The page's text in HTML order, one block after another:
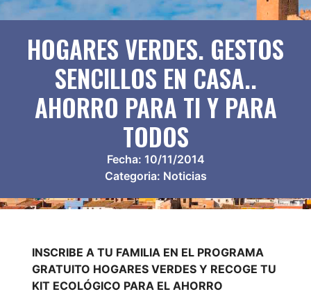
HOGARES VERDES. GESTOS
SENCILLOS EN CASA..
AHORRO PARA TI Y PARA
TODOS
Fecha: 10/11/2014
Categoria: Noticias
INSCRIBE A TU FAMILIA EN EL PROGRAMA
GRATUITO HOGARES VERDES Y RECOGE TU
KIT ECOLÓGICO PARA EL AHORRO